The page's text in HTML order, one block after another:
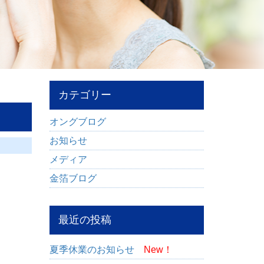
カテゴリー
オングブログ
お知らせ
メディア
金箔ブログ
最近の投稿
夏季休業のお知らせ
New！